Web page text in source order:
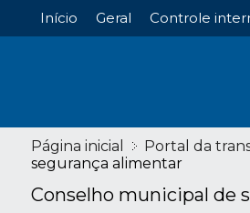
Início Geral Controle
Página inicial Portal da
segurança alimentar
Conselho municipal de